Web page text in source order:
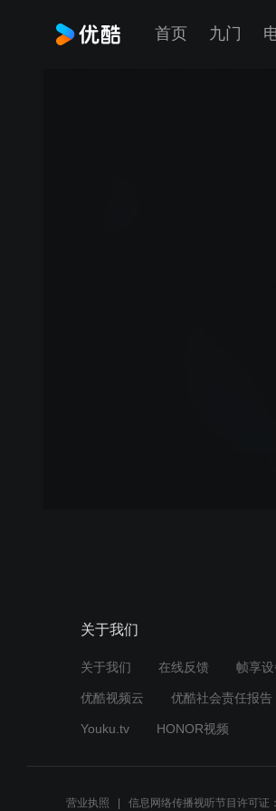
首页 九门
关于我们
关于我们 在线反馈 帧享
优酷视频云 优酷社会责任报告
Youku.tv HONOR视频
营业执照 信息网络传播视听节目许可证